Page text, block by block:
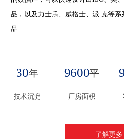
品，以及力士乐、威格士、派 克等
品……
30年
技术沉淀
9600平
厂房面积
了解更多